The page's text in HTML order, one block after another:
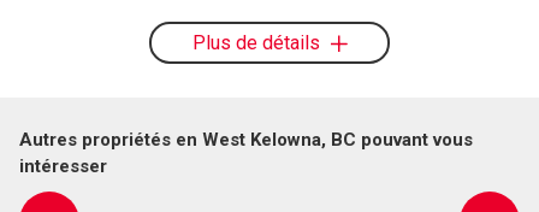
Plus de détails
Autres propriétés en West Kelowna, BC pouvant vous
intéresser